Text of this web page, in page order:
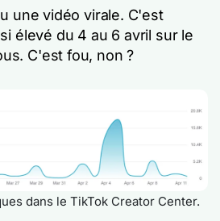
une vidéo virale. C'est
élevé du 4 au 6 avril sur le
C'est fou, non ?
dans le TikTok Creator Center.